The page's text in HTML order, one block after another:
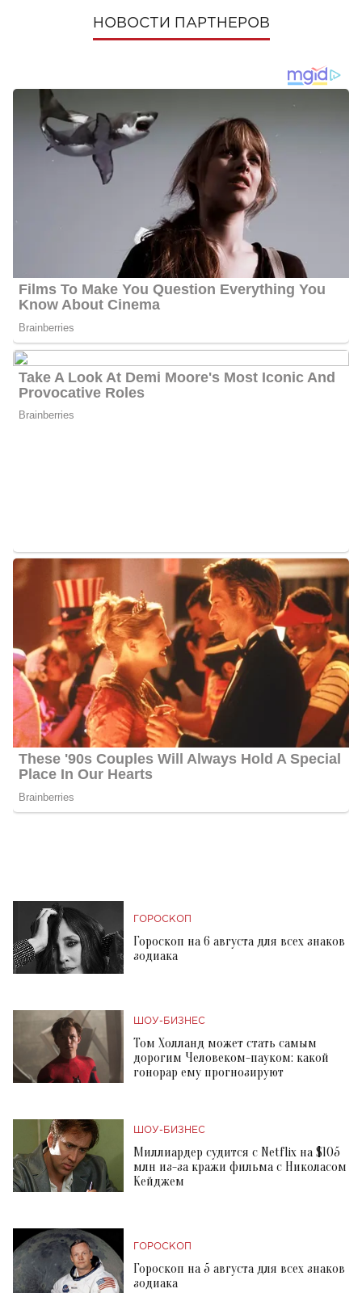
НОВОСТИ ПАРТНЕРОВ
ГОРОСКОП
Гороскоп на 6 августа для всех знаков
зодиака
ШОУ-БИЗНЕС
Том Холланд может стать самым
дорогим Человеком-пауком: какой
гонорар ему прогнозируют
ШОУ-БИЗНЕС
Миллиардер судится с Netflix на $105
млн из-за кражи фильма с Николасом
Кейджем
ГОРОСКОП
Гороскоп на 5 августа для всех знаков
зодиака